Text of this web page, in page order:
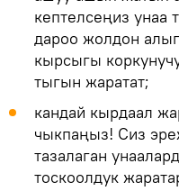
кептелсеңиз унаа
дароо жолдон
кырсыгы
тыгын жаратат;
кандай кырдаал
чыкпаңыз! Сиз
тазалаган
тоскоолдук